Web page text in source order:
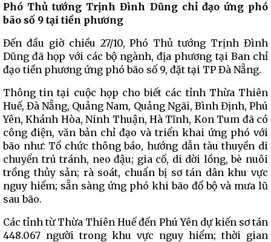
Phó Thủ tướng Trịnh Đình Dũng chỉ đạo ứng phó
bão số 9 tại tiền phương
Đến đầu giờ chiều 27/10, Phó Thủ tướng Trịnh Đình
Dũng đã họp với các bộ ngành, địa phương tại Ban chỉ
đạo tiền phương ứng phó bão số 9, đặt tại TP Đà Nẵng.
Thông tin tại cuộc họp cho biết các tỉnh Thừa Thiên
Huế, Đà Nẵng, Quảng Nam, Quảng Ngãi, Bình Định, Phú
Yên, Khánh Hòa, Ninh Thuận, Hà Tĩnh, Kon Tum đã có
công điện, văn bản chỉ đạo và triển khai ứng phó với
bão như: Tổ chức thông báo, hướng dẫn tàu thuyền di
chuyển trú tránh, neo đậu; gia cố, di dời lồng, bè nuôi
trồng thủy sản; rà soát, chuẩn bị sơ tán dân khu vực
nguy hiểm; sẵn sàng ứng phó khi bão đổ bộ và mưa lũ
sau bão.
Các tỉnh từ Thừa Thiên Huế đến Phú Yên dự kiến sơ tán
448.067 người trong khu vực nguy hiểm; thời gian